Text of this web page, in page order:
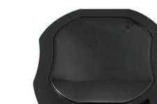
GYIK
ÁSZF
KAPCSOLAT